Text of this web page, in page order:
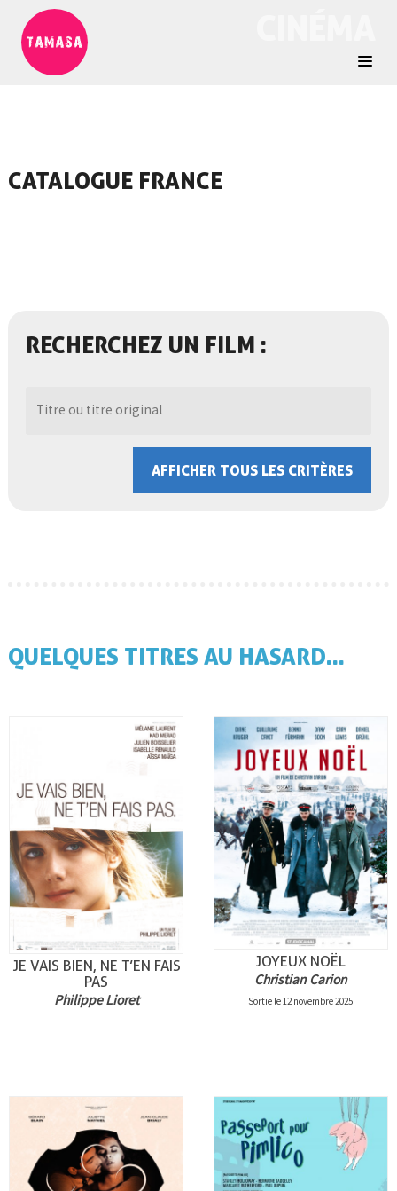
CATALOGUE FRANCE
RECHERCHEZ UN FILM :
AFFICHER TOUS LES CRITÈRES
QUELQUES TITRES AU HASARD...
JE VAIS BIEN, NE T’EN FAIS
PAS
Philippe Lioret
JOYEUX NOËL
Christian Carion
Sortie le 12 novembre 2025